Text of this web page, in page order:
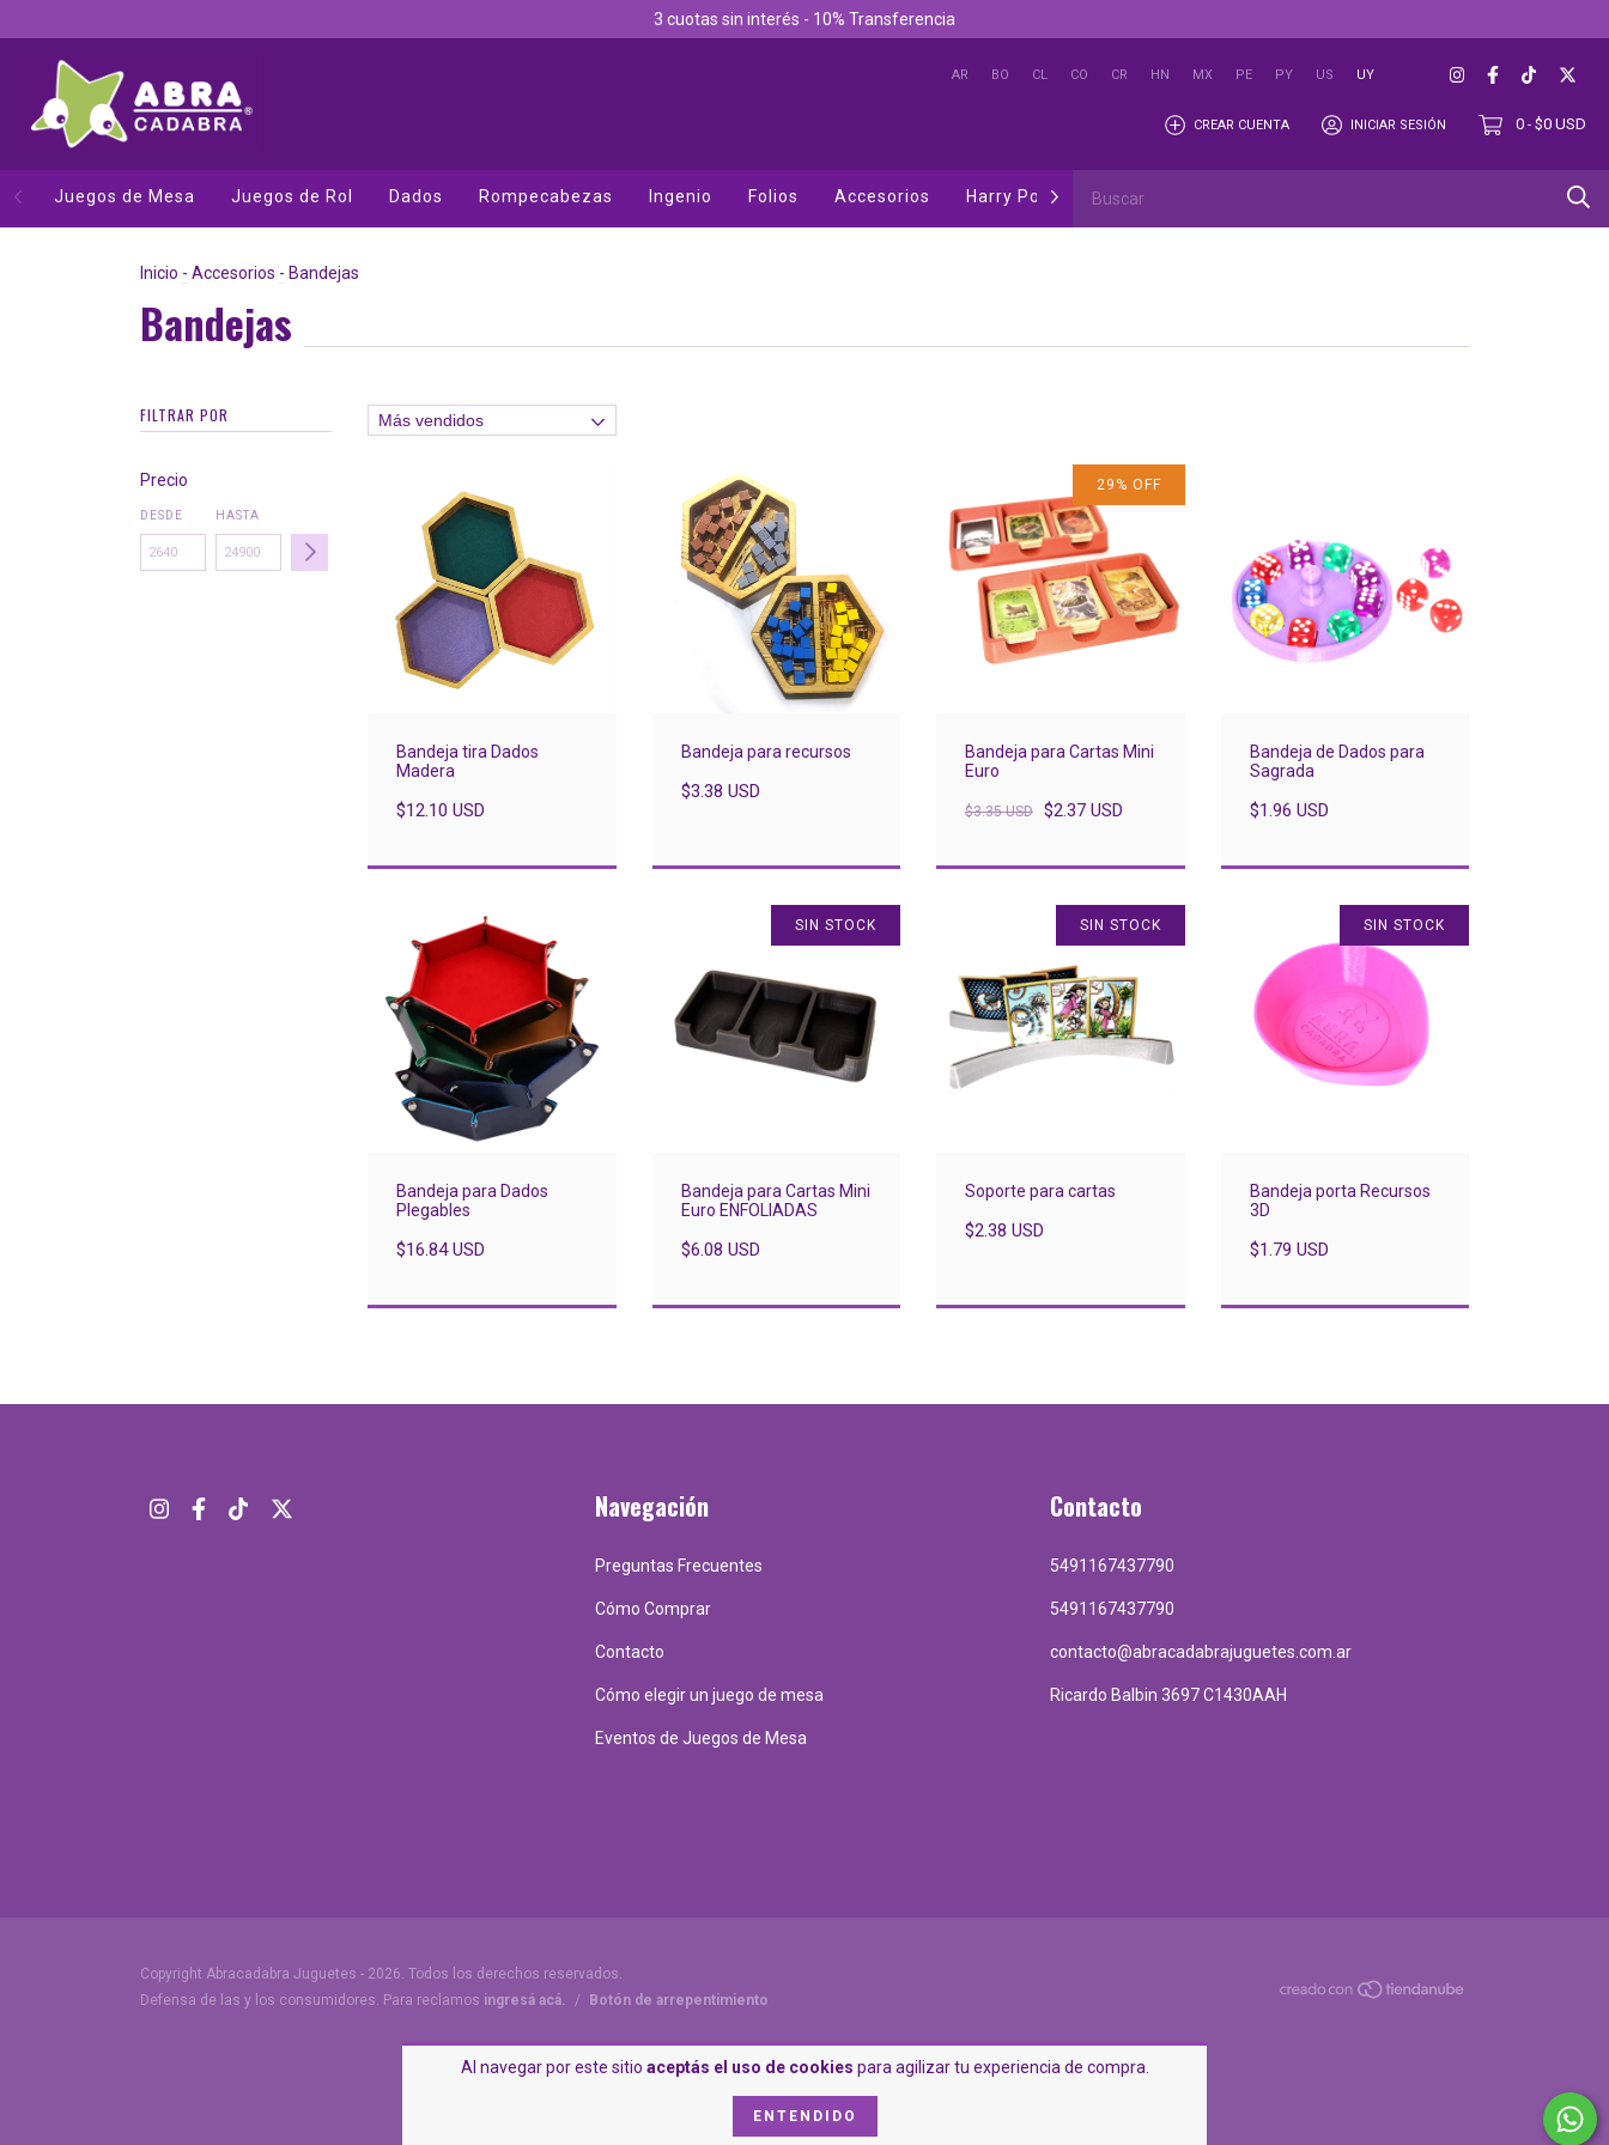
3 cuotas sin interés - 10% Transferencia
AR BO CL CO CR HN MX PE PY US UY
CREAR CUENTA INICIAR SESIÓN 0 - $0 USD
Juegos de Mesa Juegos de Rol Dados Rompecabezas Ingenio Folios Accesorios Harry Potter OUTLET
Al navegar por este sitio aceptás el uso de cookies para agilizar tu experiencia de compra.
ENTENDIDO
Inicio - Accesorios - Bandejas
Bandejas
FILTRAR POR
Precio
DESDE HASTA
Bandeja tira Dados
Madera
$12.10 USD
Bandeja para recursos
$3.38 USD
29 % OFF
Bandeja para Cartas Mini
Euro
$3.35 USD $2.37 USD
Bandeja de Dados para
Sagrada
$1.96 USD
Bandeja para Dados
Plegables
$16.84 USD
SIN STOCK
Bandeja para Cartas Mini
Euro ENFOLIADAS
$6.08 USD
SIN STOCK
Soporte para cartas
$2.38 USD
SIN STOCK
Bandeja porta Recursos
3D
$1.79 USD
Navegación
Preguntas Frecuentes
Cómo Comprar
Contacto
Cómo elegir un juego de mesa
Eventos de Juegos de Mesa
Contacto
5491167437790
5491167437790
contacto@abracadabrajuguetes.com.ar
Ricardo Balbin 3697 C1430AAH
Copyright Abracadabra Juguetes - 2026. Todos los derechos reservados.
Defensa de las y los consumidores. Para reclamos ingresá acá. / Botón de arrepentimiento